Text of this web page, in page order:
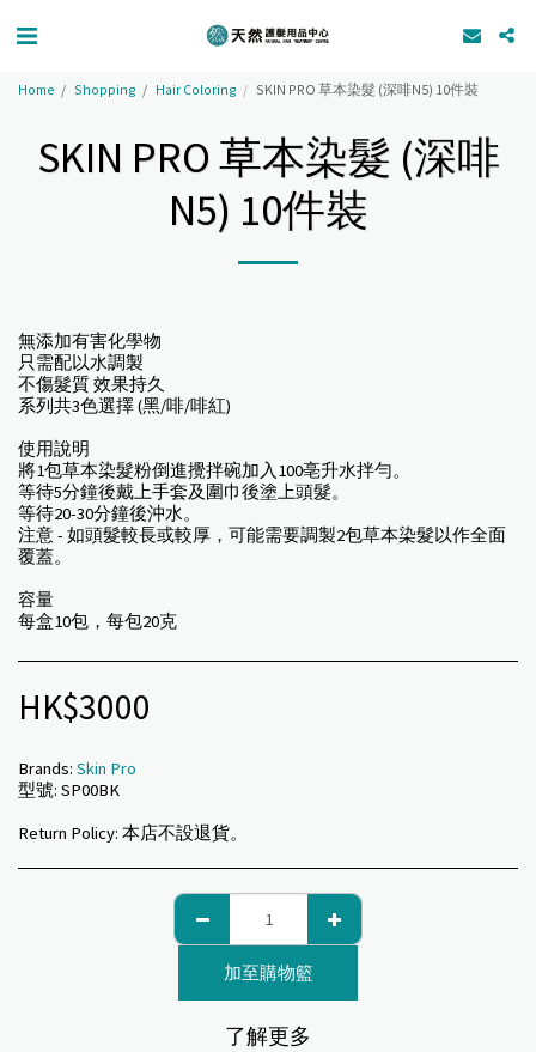
Home Shopping Hair Coloring SKIN PRO 草本染髮 (深啡N5) 10件裝
SKIN PRO 草本染髮 (深啡
N5) 10件裝
無添加有害化學物
只需配以水調製
不傷髮質 效果持久
系列共3色選擇 (黑/啡/啡紅)
使用說明
將1包草本染髮粉倒進攪拌碗加入100亳升水拌勻。
等待5分鐘後戴上手套及圍巾後塗上頭髮。
等待20-30分鐘後沖水。
注意 - 如頭髮較長或較厚，可能需要調製2包草本染髮以作全面
覆蓋。
容量
每盒10包，每包20克
HK$3000
Brands: Skin Pro
型號: SP00BK
Return Policy: 本店不設退貨。
加至購物籃
了解更多